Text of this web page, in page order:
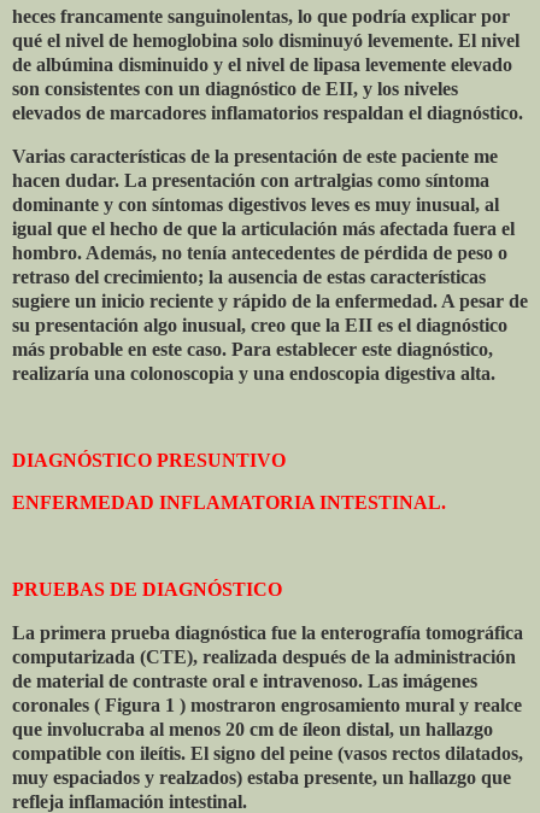
heces francamente sanguinolentas, lo que podría explicar por
qué el nivel de hemoglobina solo disminuyó levemente. El nivel
de albúmina disminuido y el nivel de lipasa levemente elevado
son consistentes con un diagnóstico de EII, y los niveles
elevados de marcadores inflamatorios respaldan el diagnóstico.
Varias características de la presentación de este paciente me
hacen dudar. La presentación con artralgias como síntoma
dominante y con síntomas digestivos leves es muy inusual, al
igual que el hecho de que la articulación más afectada fuera el
hombro. Además, no tenía antecedentes de pérdida de peso o
retraso del crecimiento; la ausencia de estas características
sugiere un inicio reciente y rápido de la enfermedad. A pesar de
su presentación algo inusual, creo que la EII es el diagnóstico
más probable en este caso. Para establecer este diagnóstico,
realizaría una colonoscopia y una endoscopia digestiva alta.
DIAGNÓSTICO PRESUNTIVO
ENFERMEDAD INFLAMATORIA INTESTINAL.
PRUEBAS DE DIAGNÓSTICO
La primera prueba diagnóstica fue la enterografía tomográfica
computarizada (CTE), realizada después de la administración
de material de contraste oral e intravenoso. Las imágenes
coronales ( Figura 1 ) mostraron engrosamiento mural y realce
que involucraba al menos 20 cm de íleon distal, un hallazgo
compatible con ileítis. El signo del peine (vasos rectos dilatados,
muy espaciados y realzados) estaba presente, un hallazgo que
refleja inflamación intestinal.